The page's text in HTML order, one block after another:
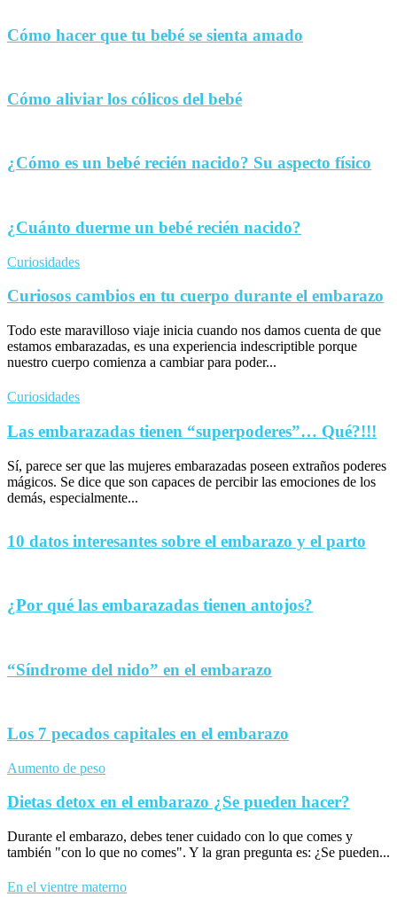
Cómo hacer que tu bebé se sienta amado
Cómo aliviar los cólicos del bebé
¿Cómo es un bebé recién nacido? Su aspecto físico
¿Cuánto duerme un bebé recién nacido?
Curiosidades
Curiosos cambios en tu cuerpo durante el embarazo
Todo este maravilloso viaje inicia cuando nos damos cuenta de que
estamos embarazadas, es una experiencia indescriptible porque
nuestro cuerpo comienza a cambiar para poder...
Curiosidades
Las embarazadas tienen “superpoderes”… Qué?!!!
Sí, parece ser que las mujeres embarazadas poseen extraños poderes
mágicos. Se dice que son capaces de percibir las emociones de los
demás, especialmente...
10 datos interesantes sobre el embarazo y el parto
¿Por qué las embarazadas tienen antojos?
“Síndrome del nido” en el embarazo
Los 7 pecados capitales en el embarazo
Aumento de peso
Dietas detox en el embarazo ¿Se pueden hacer?
Durante el embarazo, debes tener cuidado con lo que comes y
también "con lo que no comes". Y la gran pregunta es: ¿Se pueden...
En el vientre materno